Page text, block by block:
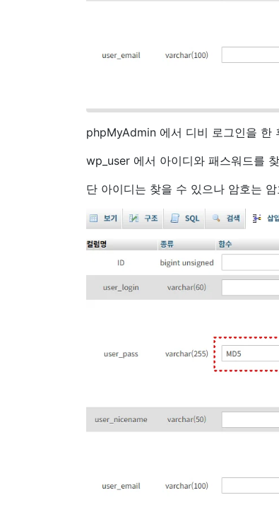
phpMyAdmin 에서 디비 로그인을 한
wp_user 에서 아이디와 패스워드를
단 아이디는 찾을 수 있으나 암호는